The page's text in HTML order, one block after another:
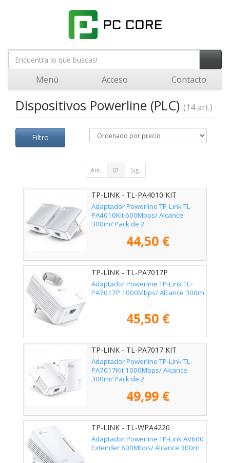
Menú Acceso Contacto
Dispositivos Powerline (PLC) (14 art.)
Filtro
Ant. 01 Sig.
TP-LINK - TL-PA4010 KIT
Adaptador Powerline TP-Link TL-
PA4010Kit 600Mbps/ Alcance
300m/ Pack de 2
44,50 €
TP-LINK - TL-PA7017P
Adaptador Powerline TP-Link TL-
PA7017P 1000Mbps/ Alcance 300m
45,50 €
TP-LINK - TL-PA7017 KIT
Adaptador Powerline TP-Link TL-
PA7017Kit 1000Mbps/ Alcance
300m/ Pack de 2
49,99 €
TP-LINK - TL-WPA4220
Adaptador Powerline TP-Link AV600
Extender 600Mbps/ Alcance 300m